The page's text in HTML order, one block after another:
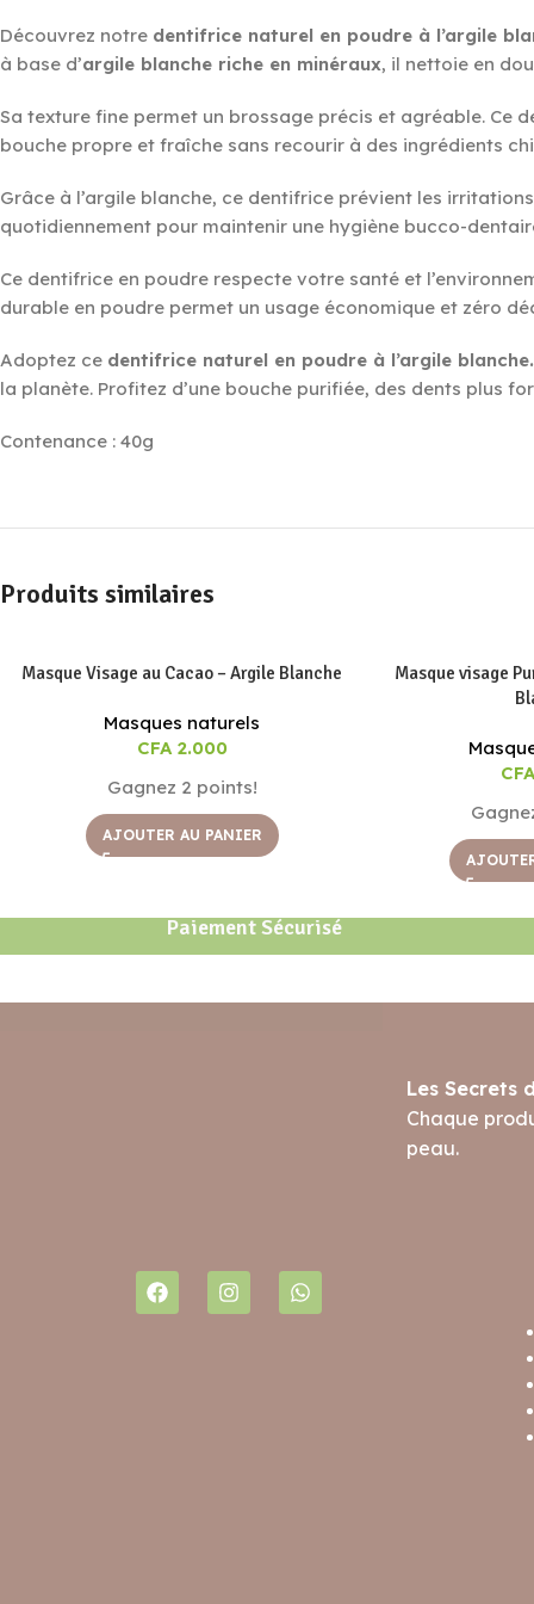
Découvrez notre dentifrice naturel en poudre à l’argile
à base d’argile blanche riche en minéraux, il nettoie en
Sa texture fine permet un brossage précis et agréable. Ce
bouche propre et fraîche sans recourir à des ingrédients
Grâce à l’argile blanche, ce dentifrice prévient les
quotidiennement pour maintenir une hygiène bucco-
Ce dentifrice en poudre respecte votre santé et
durable en poudre permet un usage économique et zéro
Adoptez ce dentifrice naturel en poudre à l’argile
la planète. Profitez d’une bouche purifiée, des dents plus
Contenance : 40g
Produits similaires
Masque Visage au Cacao – Argile Blanche
Masques naturels
CFA2.000
Gagnez 2 points!
AJOUTER AU PANIER
Masque visage
Paiement Sécurisé
Les Secrets
Chaque
peau.